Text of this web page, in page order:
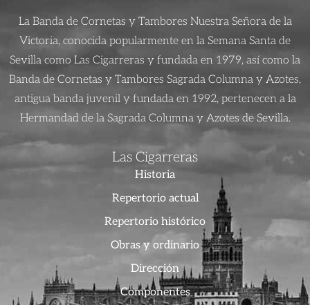
La Banda de Cornetas y Tambores Nuestra Señora de la
Victoria, conocida popularmente en la Semana Santa de
Sevilla como Las Cigarreras y fundada en 1979, así como la
Banda de Cornetas y Tambores Sagrada Columna y Azotes,
antigua banda juvenil y fundada en 1992, pertenecen a la
Hermandad de la Sagrada Columna y Azotes de Sevilla.
Las Cigarreras
Historia
Repertorio actual
Repertorio histórico
Obras y ordinario
Dirección
Componentes